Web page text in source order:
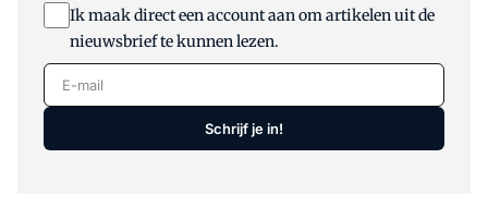
Ik maak direct een account aan om artikelen uit de
nieuwsbrief te kunnen lezen.
E-mail
Schrijf je in!